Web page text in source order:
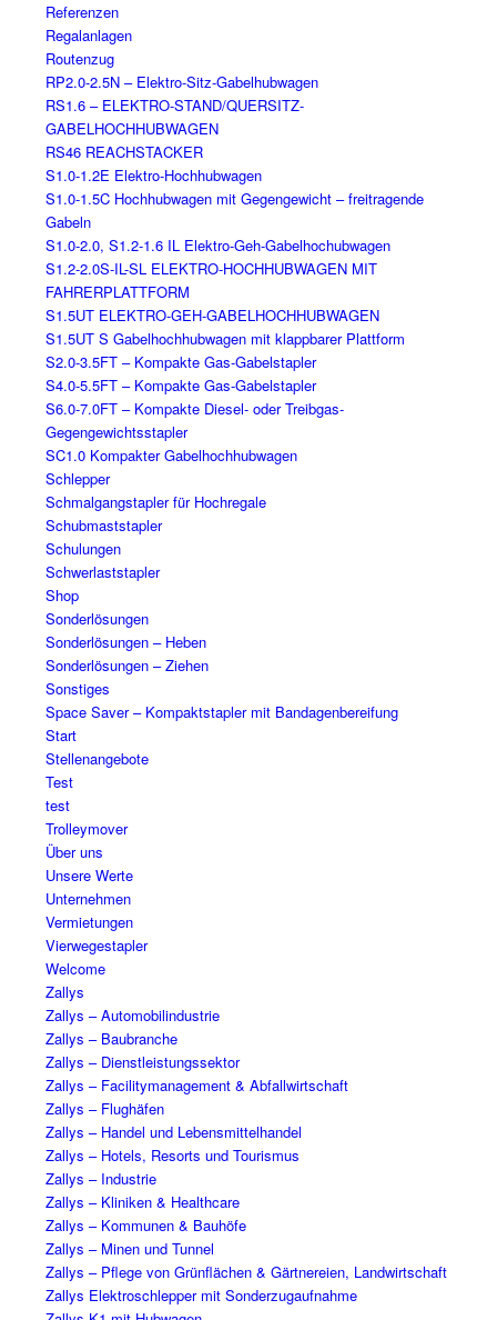
Referenzen
Regalanlagen
Routenzug
RP2.0-2.5N – Elektro-Sitz-Gabelhubwagen
RS1.6 – ELEKTRO-STAND/QUERSITZ-
GABELHOCHHUBWAGEN
RS46 REACHSTACKER
S1.0-1.2E Elektro-Hochhubwagen
S1.0-1.5C Hochhubwagen mit Gegengewicht – freitragende
Gabeln
S1.0-2.0, S1.2-1.6 IL Elektro-Geh-Gabelhochubwagen
S1.2-2.0S-IL-SL ELEKTRO-HOCHHUBWAGEN MIT
FAHRERPLATTFORM
S1.5UT ELEKTRO-GEH-GABELHOCHHUBWAGEN
S1.5UT S Gabelhochhubwagen mit klappbarer Plattform
S2.0-3.5FT – Kompakte Gas-Gabelstapler
S4.0-5.5FT – Kompakte Gas-Gabelstapler
S6.0-7.0FT – Kompakte Diesel- oder Treibgas-
Gegengewichtsstapler
SC1.0 Kompakter Gabelhochhubwagen
Schlepper
Schmalgangstapler für Hochregale
Schubmaststapler
Schulungen
Schwerlaststapler
Shop
Sonderlösungen
Sonderlösungen – Heben
Sonderlösungen – Ziehen
Sonstiges
Space Saver – Kompaktstapler mit Bandagenbereifung
Start
Stellenangebote
Test
test
Trolleymover
Über uns
Unsere Werte
Unternehmen
Vermietungen
Vierwegestapler
Welcome
Zallys
Zallys – Automobilindustrie
Zallys – Baubranche
Zallys – Dienstleistungssektor
Zallys – Facilitymanagement & Abfallwirtschaft
Zallys – Flughäfen
Zallys – Handel und Lebensmittelhandel
Zallys – Hotels, Resorts und Tourismus
Zallys – Industrie
Zallys – Kliniken & Healthcare
Zallys – Kommunen & Bauhöfe
Zallys – Minen und Tunnel
Zallys – Pflege von Grünflächen & Gärtnereien, Landwirtschaft
Zallys Elektroschlepper mit Sonderzugaufnahme